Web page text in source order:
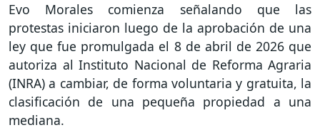
Evo Morales comienza señalando que las
protestas iniciaron luego de la aprobación de una
ley que fue promulgada el 8 de abril de 2026 que
autoriza al Instituto Nacional de Reforma Agraria
(INRA) a cambiar, de forma voluntaria y gratuita, la
clasificación de una pequeña propiedad a una
mediana.